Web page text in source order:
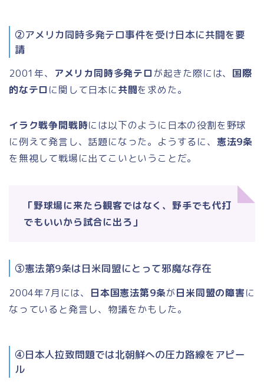
②アメリカ同時多発テロ事件を受け日本に共闘を要
請
2001年、 アメリカ同時多発テロが起きた際には、 国際
的なテロに関して日本に共闘を求めた。
イラク戦争開戦時には以下のように日本の役割を野球
に例えて発言し、話題になった。ようするに、 憲法9条
を無視して戦場に出てこいということだ。
「野球場に来たら観客ではなく、野手でも代打
でもいいから試合に出ろ」
③憲法第9条は日米同盟にとって邪魔な存在
2004年7月には、 日本国憲法第9条が日米同盟の障害に
なっていると発言し、物議をかもした。
④日本人拉致問題では北朝鮮への圧力路線をアピー
ル